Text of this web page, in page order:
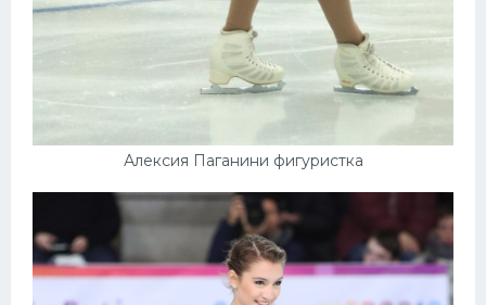
Алексия Паганини фигуристка